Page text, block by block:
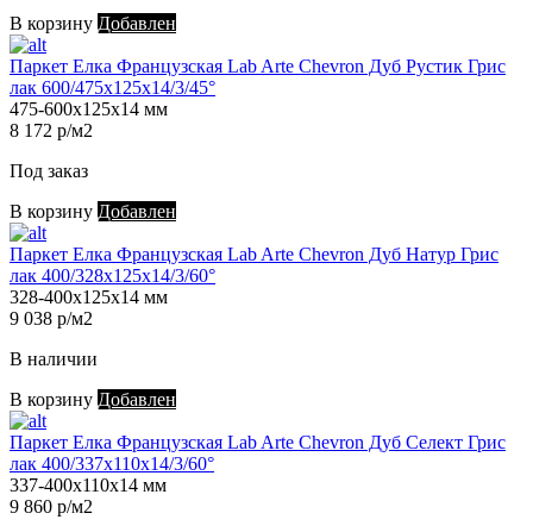
В корзину Добавлен
Паркет Елка Французская Lab Arte Chevron Дуб Рустик Грис
лак 600/475х125х14/3/45°
475-600х125х14 мм
8 172 р/м2
Под заказ
В корзину Добавлен
Паркет Елка Французская Lab Arte Chevron Дуб Натур Грис
лак 400/328х125х14/3/60°
328-400х125х14 мм
9 038 р/м2
В наличии
В корзину Добавлен
Паркет Елка Французская Lab Arte Chevron Дуб Селект Грис
лак 400/337х110х14/3/60°
337-400х110х14 мм
9 860 р/м2